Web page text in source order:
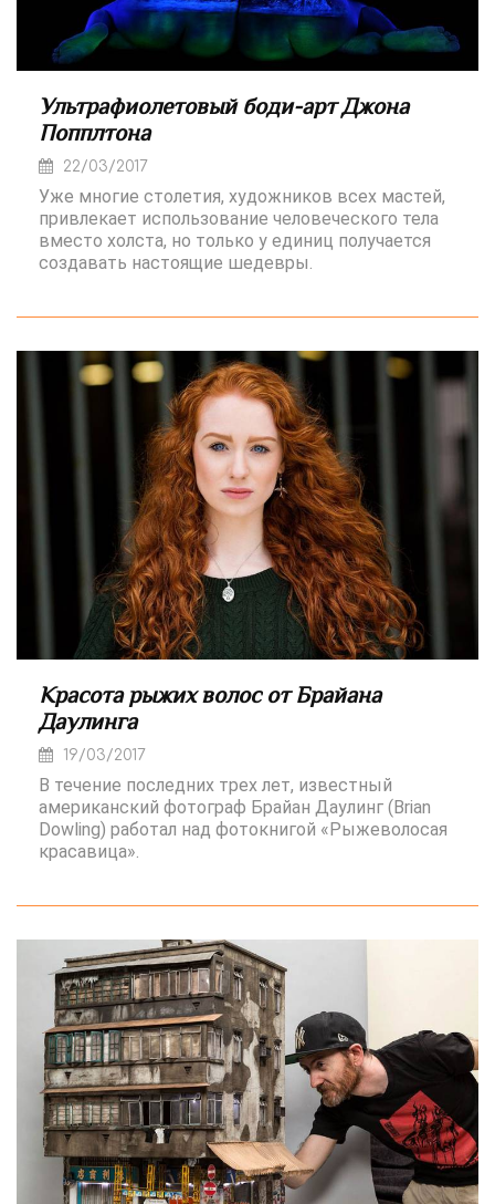
Ультрафиолетовый боди-арт Джона
Попплтона
22/03/2017
Уже многие столетия, художников всех мастей,
привлекает использование человеческого тела
вместо холста, но только у единиц получается
создавать настоящие шедевры.
Красота рыжих волос от Брайана
Даулинга
19/03/2017
В течение последних трех лет, известный
американский фотограф Брайан Даулинг (Brian
Dowling) работал над фотокнигой «Рыжеволосая
красавица».